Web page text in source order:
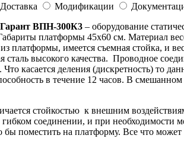
Доставка Модификации
ВПН-300К3 – оборудование
платформы 45х60 см. Материал
платформы, имеется съемная стойка, и
сталь высокого качества. Проводное
касается деления (дискретность) то
в течение 12 часов. В
стойкостью к внешним
соединении, и при
бы поместить на платформу. Все что